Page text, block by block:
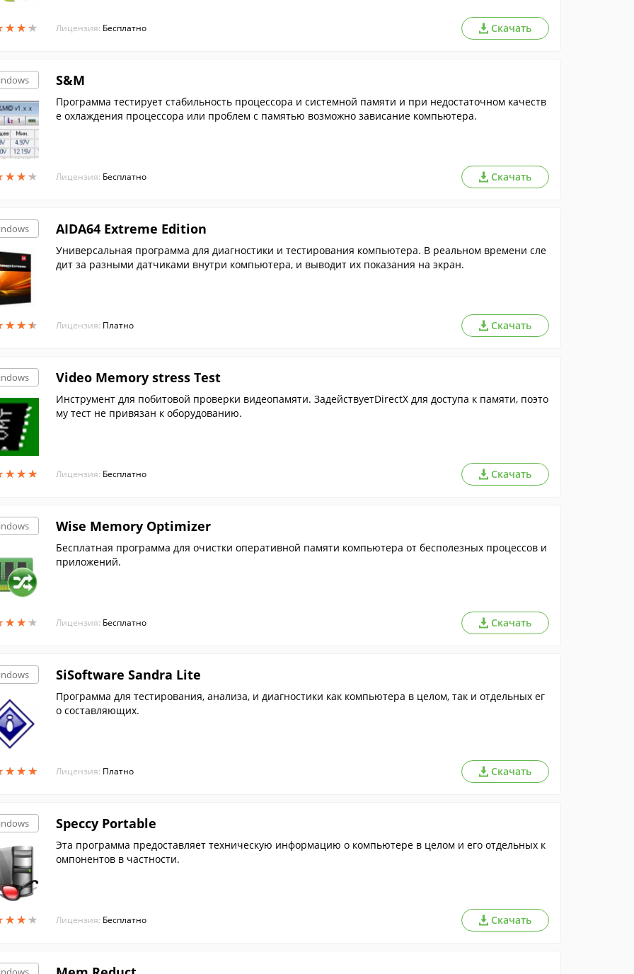
★★★
★★★ Лицензия: Бесплатно Скачать
★★★
★★★
S&M
Программа тестирует стабильность процессора и системной памяти и при недостаточном качеств
е охлаждения процессора или проблем с памятью возможно зависание компьютера.
Лицензия: Бесплатно Скачать
★★★
★★★
AIDA64 Extreme Edition
Универсальная программа для диагностики и тестирования компьютера. В реальном времени сле
дит за разными датчиками внутри компьютера, и выводит их показания на экран.
Лицензия: Платно Скачать
★★★
★★★
Video Memory stress Test
Инструмент для побитовой проверки видеопамяти. ЗадействуетDirectX для доступа к памяти, поэто
му тест не привязан к оборудованию.
Лицензия: Бесплатно Скачать
★★★
★★★
Wise Memory Optimizer
Бесплатная программа для очистки оперативной памяти компьютера от бесполезных процессов и
приложений.
Лицензия: Бесплатно Скачать
★★★
★★★
SiSoftware Sandra Lite
Программа для тестирования, анализа, и диагностики как компьютера в целом, так и отдельных ег
о составляющих.
Лицензия: Платно Скачать
★★★
★★★
Speccy Portable
Эта программа предоставляет техническую информацию о компьютере в целом и его отдельных к
омпонентов в частности.
Лицензия: Бесплатно Скачать